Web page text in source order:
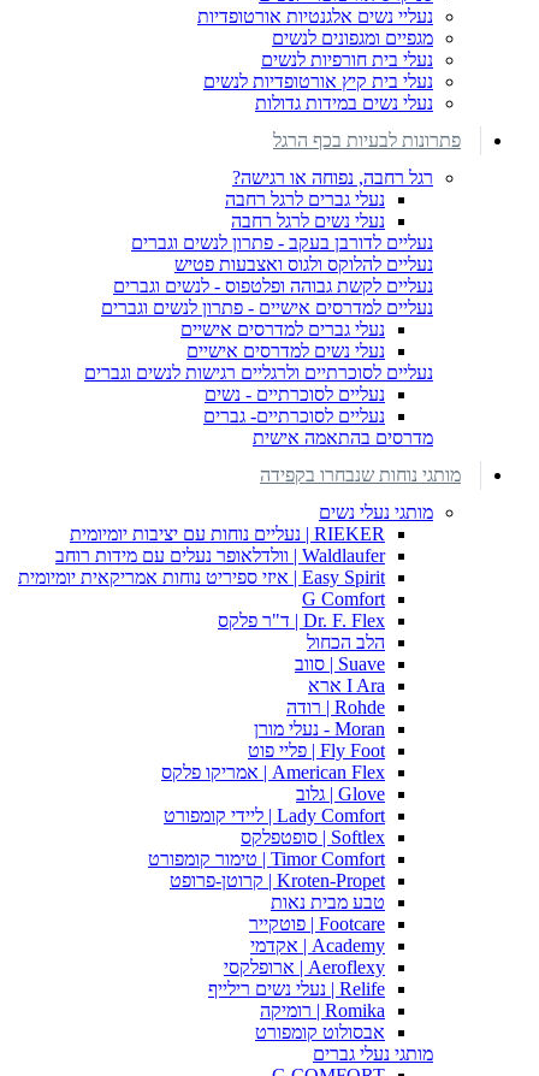
נעליי נשים אלגנטיות אורטופדיות
מגפיים ומגפונים לנשים
נעלי בית חורפיות לנשים
נעלי בית קיץ אורטופדיות לנשים
נעלי נשים במידות גדולות
פתרונות לבעיות בכף הרגל
רגל רחבה, נפוחה או רגישה?
נעלי גברים לרגל רחבה
נעלי נשים לרגל רחבה
נעליים לדורבן בעקב - פתרון לנשים וגברים
נעליים להלוקס ולגוס ואצבעות פטיש
נעליים לקשת גבוהה ופלטפוס - לנשים וגברים
נעליים למדרסים אישיים - פתרון לנשים וגברים
נעלי גברים למדרסים אישיים
נעלי נשים למדרסים אישיים
נעליים לסוכרתיים ולרגליים רגישות לנשים וגברים
נעליים לסוכרתיים - נשים
נעליים לסוכרתיים- גברים
מדרסים בהתאמה אישית
מותגי נוחות שנבחרו בקפידה
מותגי נעלי נשים
RIEKER | נעליים נוחות עם יציבות יומיומית
Waldlaufer | וולדלאופר נעלים עם מידות רוחב
Easy Spirit | איזי ספיריט נוחות אמריקאית יומיומית
G Comfort
Dr. F. Flex | ד"ר פלקס
הלב הכחול
Suave | סווב
I Ara ארא
Rohde | רודה
Moran - נעלי מורן
Fly Foot | פליי פוט
American Flex | אמריקו פלקס
Glove | גלוב
Lady Comfort | ליידי קומפורט
Softlex | סופטפלקס
Timor Comfort | טימור קומפורט
Kroten-Propet | קרוטן-פרופט
טבע מבית נאות
Footcare | פוטקייר
Academy | אקדמי
Aeroflexy | ארופלקסי
Relife | נעלי נשים רילייף
Romika | רומיקה
אבסולוט קומפורט
מותגי נעלי גברים